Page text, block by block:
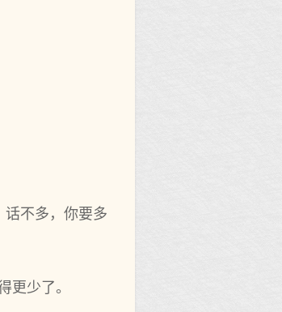
话不多，你要多
更少了。